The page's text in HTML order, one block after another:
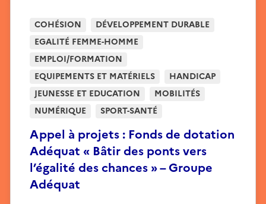
Appel à projets : Fonds de dotation
Adéquat « Bâtir des ponts vers
l’égalité des chances » – Groupe
Adéquat
COHÉSION
DÉVELOPPEMENT DURABLE
EGALITÉ FEMME-HOMME
EMPLOI/FORMATION
EQUIPEMENTS ET MATÉRIELS
HANDICAP
JEUNESSE ET EDUCATION
MOBILITÉS
NUMÉRIQUE
SPORT-SANTÉ